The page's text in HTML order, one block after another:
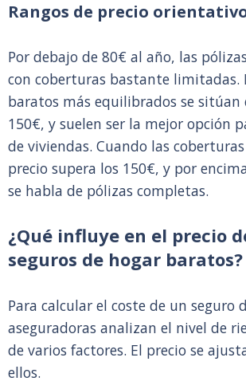
Rangos de precio
Por debajo de 80€ al año, las
con coberturas bastante limitadas.
baratos más equilibrados se sitúan
150€, y suelen ser la mejor opción
de viviendas. Cuando las
precio supera los 150€, y por
se habla de pólizas completas.
¿Qué influye en el precio
seguros de hogar baratos?
Para calcular el coste de un seguro
aseguradoras analizan el nivel de
de varios factores. El precio se
ellos.